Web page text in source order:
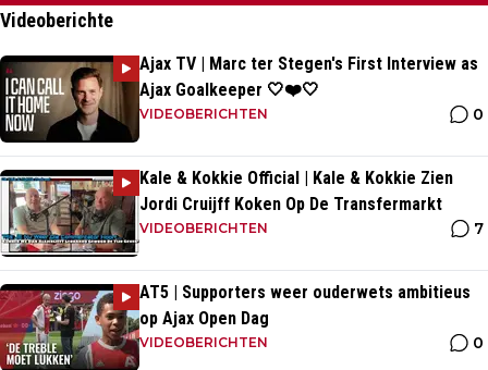
Videoberichte
Ajax TV | Marc ter Stegen's First Interview as
Ajax Goalkeeper 🤍❤️🤍
VIDEOBERICHTEN 0
Kale & Kokkie Official | Kale & Kokkie Zien
Jordi Cruijff Koken Op De Transfermarkt
VIDEOBERICHTEN 7
AT5 | Supporters weer ouderwets ambitieus
op Ajax Open Dag
VIDEOBERICHTEN 0